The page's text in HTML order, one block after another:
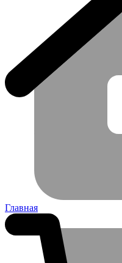
Главная